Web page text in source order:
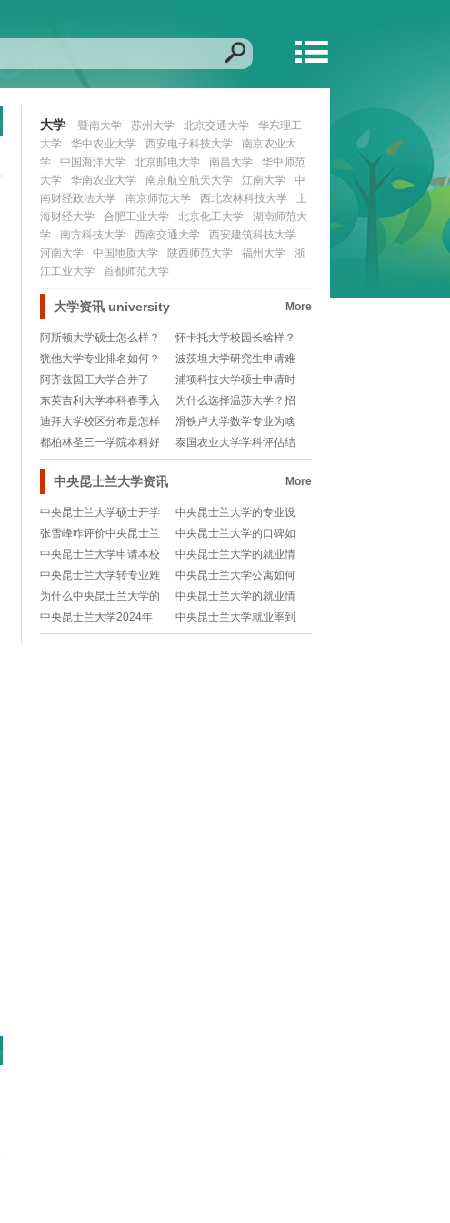
大学 暨南大学 苏州大学 北京交通大学
华东理工
大学
华中农业大学 西安电子科技大学
南京农业大
学
中国海洋大学 北京邮电大学 南昌大学
华中师范
大学
华南农业大学 南京航空航天大学 江南大学
中
南财经政法大学
南京师范大学 西北农林科技大学
上
海财经大学
合肥工业大学 北京化工大学
湖南师范大
学
南方科技大学 西南交通大学
西安建筑科技大学
河南大学
中国地质大学 陕西师范大学 福州大学
浙
江工业大学
首都师范大学
大学资讯 university More
阿斯顿大学硕士怎么样？
🎓值得申请吗？
怀卡托大学校园长啥样？
揭秘新西兰宝藏学府
犹他大学专业排名如何？
那些隐藏的宝藏专业
波茨坦大学研究生申请难
不难？一文教你掌握
阿齐兹国王大学合并了
吗？一探究竟！
浦项科技大学硕士申请时
间是啥时候？宝子们
东英吉利大学本科春季入
学靠谱吗？一文解答
为什么选择温莎大学？招
生要求有哪些？🎓
迪拜大学校区分布是怎样
的？📚留学党必看！
滑铁卢大学数学专业为啥
被称为“学霸天堂”
都柏林圣三一学院本科好
毕业吗？🎓揭秘真相
泰国农业大学学科评估结
果如何？🎓权威解析
中央昆士兰大学资讯 More
中央昆士兰大学硕士开学
时间，你知道吗？
中央昆士兰大学的专业设
置到底有多“宝藏”？
张雪峰咋评价中央昆士兰
大学？这所澳洲高校有点
意思！
中央昆士兰大学的口碑如
何？🎓值得申请吗？
中央昆士兰大学申请本校
研究生有优势吗？🎓揭秘
内部通道
中央昆士兰大学的就业情
况如何？就业率真的高
吗？
中央昆士兰大学转专业难
不难？一文教你搞定！
中央昆士兰大学公寓如何
选择？留学生必看的住宿
攻略！
为什么中央昆士兰大学的
排名一直在上升？🎓
中央昆士兰大学的就业情
况如何？🎓留学党必看
中央昆士兰大学2024年
USNews排名如何？快来
中央昆士兰大学就业率到
底有多高？留学生必看！